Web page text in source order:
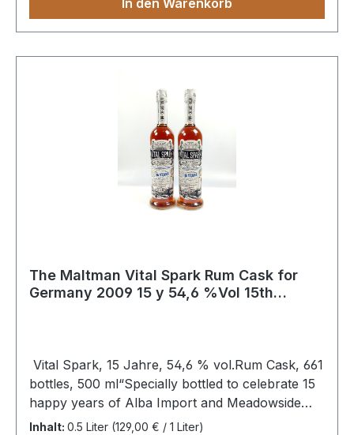
die natürliche Farbgebung überzeugt.
In den Warenkorb
The Maltman Vital Spark Rum Cask for
Germany 2009 15 y 54,6 %Vol 15th
Vital Spark, 15 Jahre, 54,6 % vol.Rum Cask, 661
bottles, 500 ml“Specially bottled to celebrate 15
happy years of Alba Import and Meadowside
working together”Ein schwer getorfter Single
Inhalt: 0.5 Liter (129,00 € / 1 Liter)